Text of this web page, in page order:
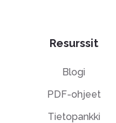
Resurssit
Blogi
PDF-ohjeet
Tietopankki